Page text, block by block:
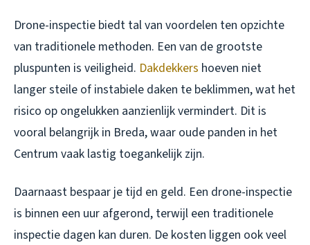
Drone-inspectie biedt tal van voordelen ten opzichte
van traditionele methoden. Een van de grootste
pluspunten is veiligheid. Dakdekkers hoeven niet
langer steile of instabiele daken te beklimmen, wat het
risico op ongelukken aanzienlijk vermindert. Dit is
vooral belangrijk in Breda, waar oude panden in het
Centrum vaak lastig toegankelijk zijn.
Daarnaast bespaar je tijd en geld. Een drone-inspectie
is binnen een uur afgerond, terwijl een traditionele
inspectie dagen kan duren. De kosten liggen ook veel